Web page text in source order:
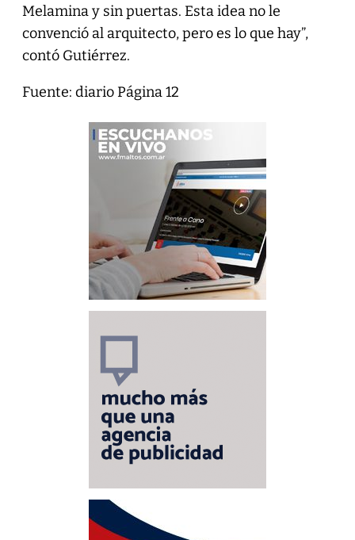
Melamina y sin puertas. Esta idea no le
convenció al arquitecto, pero es lo que hay”,
contó Gutiérrez.
Fuente: diario Página 12